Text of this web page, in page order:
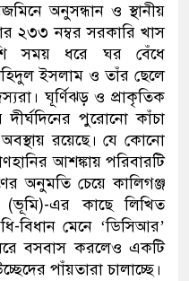
অনুসন্ধান ও স্থানীয়
২৩৩ নম্বর সরকারি খাস
সময় ধরে ঘর বেঁধে
ইসলাম ও তাঁর ছেলে
ঘূর্ণিঝড় ও প্রাকৃতিক
পুরোনো কাঁচা
রয়েছে। যে কোনো
আশঙ্কায় পরিবারটি
অনুমতি চেয়ে কালিগঞ্জ
এর কাছে লিখিত
বিধান মেনে ‘ডিসিআর’
বসবাস করলেও একটি
পাঁয়তারা চালাচ্ছে।